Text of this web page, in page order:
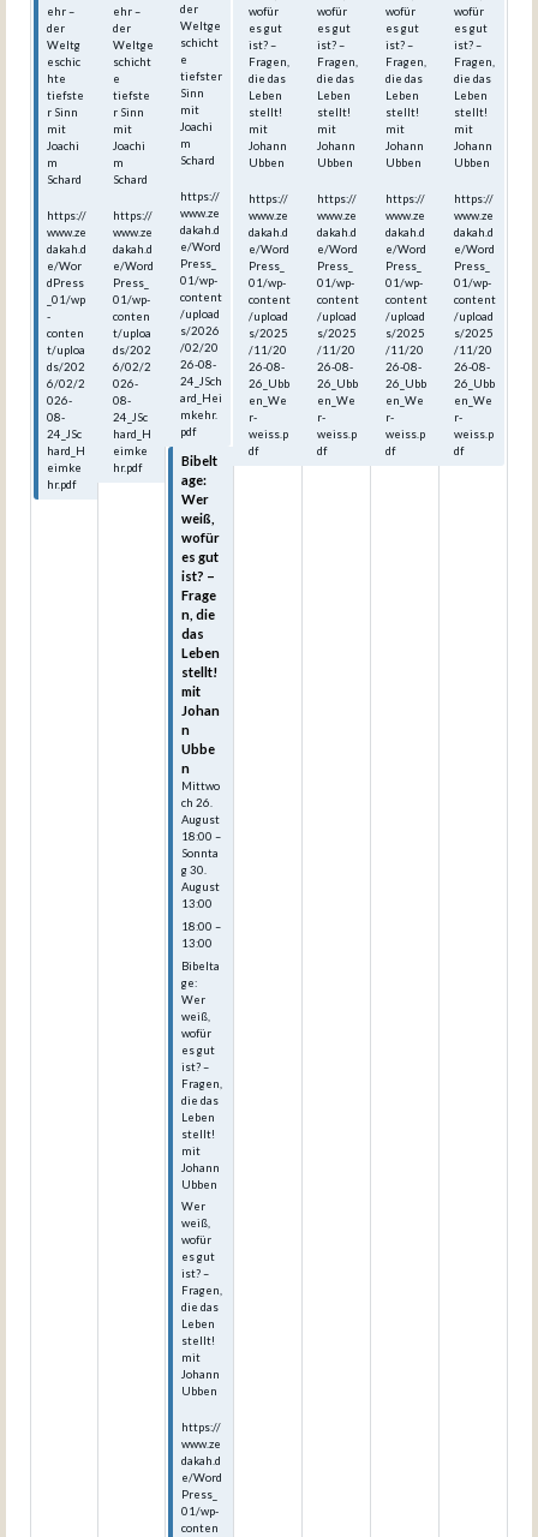
ehr –
der
Weltg
eschic
hte
tiefste
r Sinn
mit
Joachi
m
Schard
https://
www.ze
dakah.d
e/Wor
dPress
_01/wp
-
conten
t/uploa
ds/202
6/02/2
026-
08-
24_JSc
hard_H
eimke
hr.pdf
ehr –
der
Weltge
schicht
e
tiefste
r Sinn
mit
Joachi
m
Schard
https://
www.ze
dakah.d
e/Word
Press_
01/wp-
conten
t/uploa
ds/202
6/02/2
026-
08-
24_JSc
hard_H
eimke
hr.pdf
der
Weltge
schicht
e
tiefster
Sinn
mit
Joachi
m
Schard
https://
www.ze
dakah.d
e/Word
Press_
01/wp-
content
/upload
s/2026
/02/20
26-08-
24_JSch
ard_Hei
mkehr.
pdf
Bibelt
age:
Wer
weiß,
wofür
es gut
ist? –
Frage
n, die
das
Leben
stellt!
mit
Johan
n
Ubbe
n
Mittwo
ch 26.
August
18:00 –
Sonnta
g30.
August
13:00
18:00 –
13:00
Bibelta
ge:
Wer
weiß,
wofür
es gut
ist? –
Fragen,
die das
Leben
stellt!
mit
Johann
Ubben
Wer
weiß,
wofür
es gut
ist? –
Fragen,
die das
Leben
stellt!
mit
Johann
Ubben
https://
www.ze
dakah.d
e/Word
Press_
01/wp-
conten
wofür
es gut
ist? –
Fragen,
die das
Leben
stellt!
mit
Johann
Ubben
https://
www.ze
dakah.d
e/Word
Press_
01/wp-
content
/upload
s/2025
/11/20
26-08-
26_Ubb
en_We
r-
weiss.p
df
wofür
es gut
ist? –
Fragen,
die das
Leben
stellt!
mit
Johann
Ubben
https://
www.ze
dakah.d
e/Word
Press_
01/wp-
content
/upload
s/2025
/11/20
26-08-
26_Ubb
en_We
r-
weiss.p
df
wofür
es gut
ist? –
Fragen,
die das
Leben
stellt!
mit
Johann
Ubben
https://
www.ze
dakah.d
e/Word
Press_
01/wp-
content
/upload
s/2025
/11/20
26-08-
26_Ubb
en_We
r-
weiss.p
df
wofür
es gut
ist? –
Fragen,
die das
Leben
stellt!
mit
Johann
Ubben
https://
www.ze
dakah.d
e/Word
Press_
01/wp-
content
/upload
s/2025
/11/20
26-08-
26_Ubb
en_We
r-
weiss.p
df